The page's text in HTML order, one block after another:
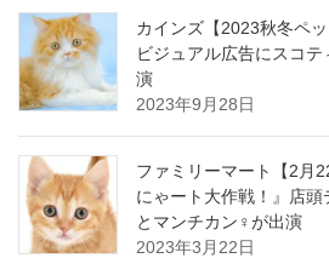
カインズ【2023秋冬ペ
ビジュアル広告にスコ
演
2023年9月28日
ファミリーマート【2月
にゃート大作戦！』店
とマンチカン♀が出演
2023年3月22日